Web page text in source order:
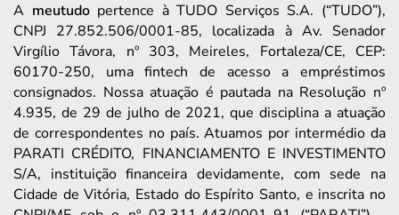
A meutudopertence à TUDO Serviços S.A. (“TUDO”),
CNPJ 27.852.506/0001-85, localizada à Av. Senador
Virgílio Távora, nº 303, Meireles, Fortaleza/CE, CEP:
60170-250, uma fintech de acesso a empréstimos
consignados. Nossa atuação é pautada na Resolução nº
4.935, de 29 de julho de 2021, que disciplina a atuação
de correspondentes no país. Atuamos por intermédio da
PARATI CRÉDITO, FINANCIAMENTO E INVESTIMENTO
S/A, instituição financeira devidamente, com sede na
Cidade de Vitória, Estado do Espírito Santo, e inscrita no